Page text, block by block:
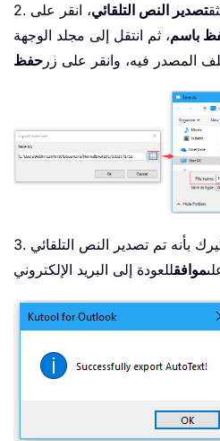
تصدير النص التلقائي، انقر على
باسم، ثم انتقل إلى مجلد الوجهة
المصدر فيه، وانقر على زر حفظ
3. تظهر نافذة منبثقة لتذكيرك بأنه تم تصدير النص التلقائي
موافق